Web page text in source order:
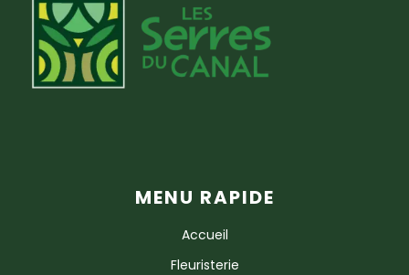
MENU RAPIDE
Accueil
Fleuristerie